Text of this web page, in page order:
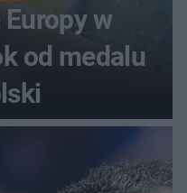
w
od medalu